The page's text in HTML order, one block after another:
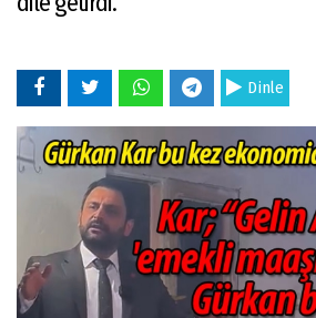
Dinle